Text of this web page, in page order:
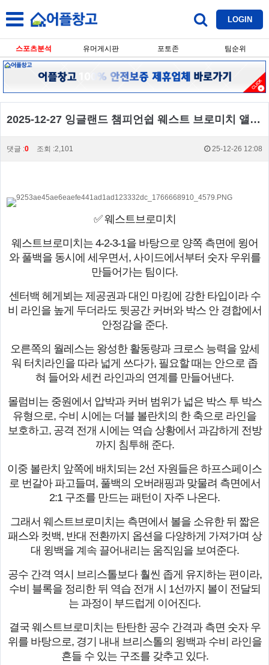
LOGIN
스포츠분석 유머게시판 포토존 팀순위
2025-12-27 잉글랜드 챔피언쉽 웨스트 브로미치 앨비언 브리스톨 시티 FC
댓글 :0 조회 :2,101 25-12-26 12:08
✅ 웨스트브로미치
웨스트브로미치는 4-2-3-1을 바탕으로 양쪽 측면에 윙어
와 풀백을 동시에 세우면서, 사이드에서부터 숫자 우위를
만들어가는 팀이다.
센터백 헤게뵈는 제공권과 대인 마킹에 강한 타입이라 수
비 라인을 높게 두더라도 뒷공간 커버와 박스 안 경합에서
안정감을 준다.
오른쪽의 월레스는 왕성한 활동량과 크로스 능력을 앞세
워 터치라인을 따라 넓게 쓰다가, 필요할 때는 안으로 좁
혀 들어와 세컨 라인과의 연계를 만들어낸다.
몰럼비는 중원에서 압박과 커버 범위가 넓은 박스 투 박스
유형으로, 수비 시에는 더블 볼란치의 한 축으로 라인을
보호하고, 공격 전개 시에는 역습 상황에서 과감하게 전방
까지 침투해 준다.
이중 볼란치 앞쪽에 배치되는 2선 자원들은 하프스페이스
로 번갈아 파고들며, 풀백의 오버래핑과 맞물려 측면에서
2:1 구조를 만드는 패턴이 자주 나온다.
그래서 웨스트브로미치는 측면에서 볼을 소유한 뒤 짧은
패스와 컷백, 반대 전환까지 옵션을 다양하게 가져가며 상
대 윙백을 계속 끌어내리는 움직임을 보여준다.
공수 간격 역시 브리스톨보다 훨씬 좁게 유지하는 편이라,
수비 블록을 정리한 뒤 역습 전개 시 1선까지 볼이 전달되
는 과정이 부드럽게 이어진다.
결국 웨스트브로미치는 탄탄한 공수 간격과 측면 숫자 우
위를 바탕으로, 경기 내내 브리스톨의 윙백과 수비 라인을
흔들 수 있는 구조를 갖추고 있다.